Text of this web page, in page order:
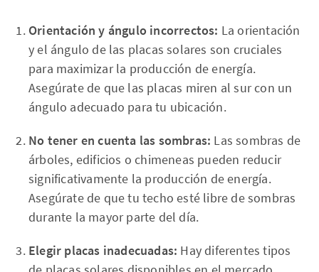
Orientación y ángulo incorrectos: La orientación
y el ángulo de las placas solares son cruciales
para maximizar la producción de energía.
Asegúrate de que las placas miren al sur con un
ángulo adecuado para tu ubicación.
No tener en cuenta las sombras: Las sombras de
árboles, edificios o chimeneas pueden reducir
significativamente la producción de energía.
Asegúrate de que tu techo esté libre de sombras
durante la mayor parte del día.
Elegir placas inadecuadas: Hay diferentes tipos